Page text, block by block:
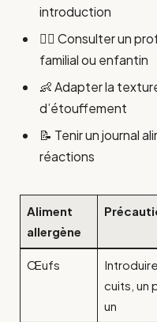
introduction
👨‍⚕️ Consulter un
familial ou enfantin
👶 Adapter la
d’étouffement
📝 Tenir un journal
réactions
Aliment
allergène
Œufs
Introduire
cuits, un
un